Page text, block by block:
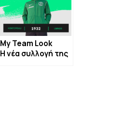
My Team Look
Η νέα συλλογή της